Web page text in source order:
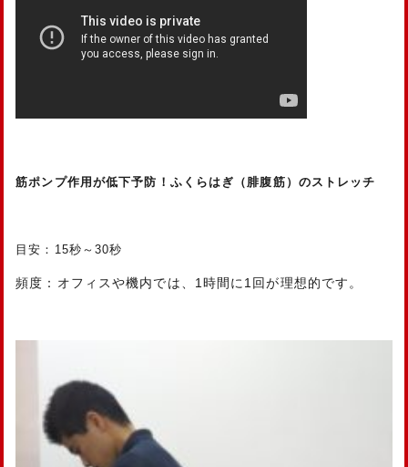
筋ポンプ作用が低下予防！ふくらはぎ（腓腹筋）のストレッチ
目安：15秒～30秒
頻度：オフィスや機内では、1時間に1回が理想的です。